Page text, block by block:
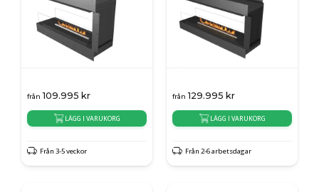
från 109.995 kr
LÄGG I VARUKORG
Från 3-5 veckor
från 129.995 kr
LÄGG I VARUKORG
Från 2-6 arbetsdagar